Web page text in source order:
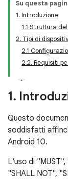
Su questa
1. Introduzione
1.1 Struttura
2. Tipi di
2.1
2.2. Requisiti
1.
Questo
soddisfatti
Android 10.
L'uso di "MUST",
"SHALL NOT",